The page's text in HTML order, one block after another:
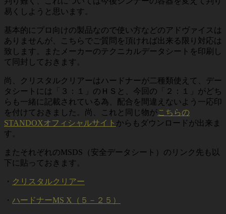
易くしようと思います。
基本的にプロ向けの製品なので使い方などのアドヴァイスは
ありませんが、こちらでご質問を頂ければ出来る限り対応は
致します。またメーカーのテクニカルデータシートを印刷し
て同封しておきます。
尚、クリスタルクリアーはハードナーが二種類使えて、デー
タシートには「３：１」のＨＳと、今回の「２：１」がどち
らも一緒に記載されている為、配合を間違えないよう一応印
を付けておきました。尚、これと同じ物がこちらの
STANDOXオフィシャルサイト からもダウンロードが出来ま
す。
またそれぞれのMSDS（安全データシート）のリンク先も以
下に貼っておきます。
・ クリスタルクリアー
・ ハードナーMS X（５－２５）